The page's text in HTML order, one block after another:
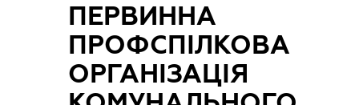
ПЕРВИННА
ПРОФСПІЛКОВА
ОРГАНІЗАЦІЯ